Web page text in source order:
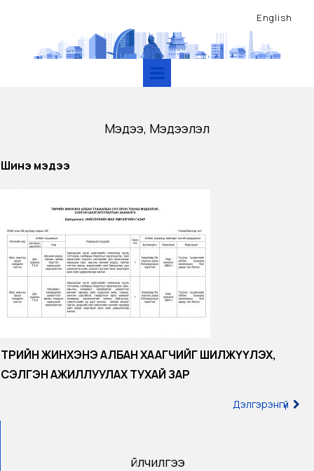
English
Мэдээ, Мэдээлэл
Шинэ мэдээ
ТӨРИЙН ЖИНХЭНЭ АЛБАН ХААГЧИЙГ ШИЛЖҮҮЛЭХ,
СЭЛГЭН АЖИЛЛУУЛАХ ТУХАЙ ЗАР
Дэлгэрэнгүй
Үйлчилгээ